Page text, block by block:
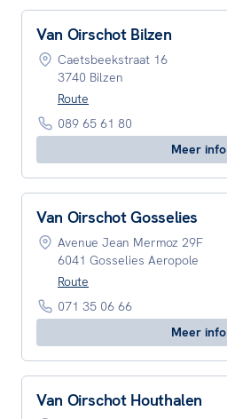
Van Oirschot Bilzen
Caetsbeekstraat 16
3740 Bilzen
Route
089 65 61 80
Meer info
Van Oirschot Gosselies
Avenue Jean Mermoz 29F
6041 Gosselies Aeropole
Route
071 35 06 66
Meer info
Van Oirschot Houthalen